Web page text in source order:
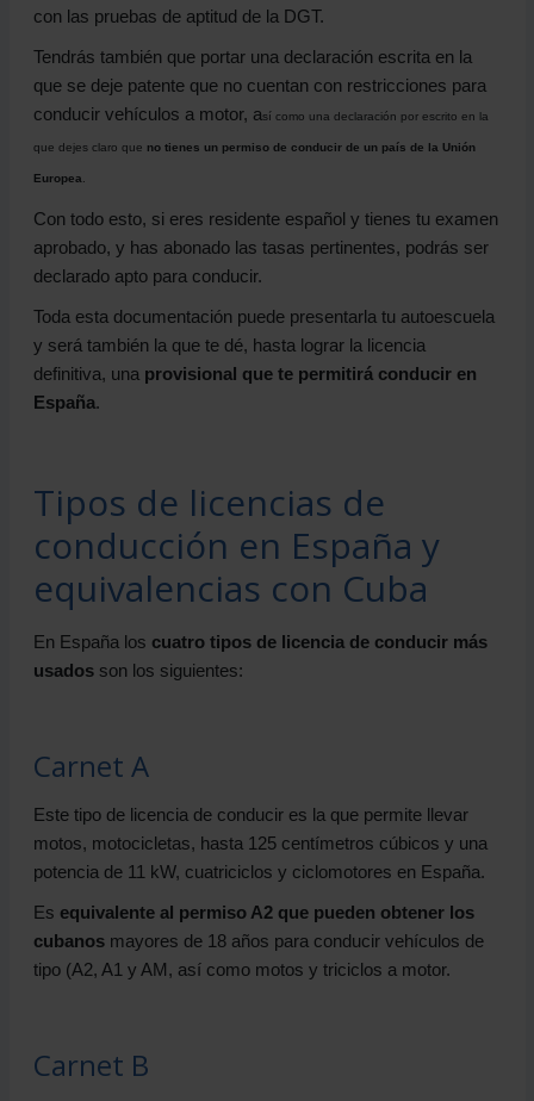
con las pruebas de aptitud de la DGT.
Tendrás también que portar una declaración escrita en la
que se deje patente que no cuentan con restricciones para
conducir vehículos a motor, así como una declaración por escrito en la
que dejes claro que no tienes un permiso de conducir de un país de la Unión
Europea.
Con todo esto, si eres residente español y tienes tu examen
aprobado, y has abonado las tasas pertinentes, podrás ser
declarado apto para conducir.
Toda esta documentación puede presentarla tu autoescuela
y será también la que te dé, hasta lograr la licencia
definitiva, una provisional que te permitirá conducir en
España.
Tipos de licencias de
conducción en España y
equivalencias con Cuba
En España los cuatro tipos de licencia de conducir más
usadosson los siguientes:
Carnet A
Este tipo de licencia de conducir es la que permite llevar
motos, motocicletas, hasta 125 centímetros cúbicos y una
potencia de 11 kW, cuatriciclos y ciclomotores en España.
Es equivalente al permiso A2 que pueden obtener los
cubanos mayores de 18 años para conducir vehículos de
tipo (A2, A1 y AM, así como motos y triciclos a motor.
Carnet B